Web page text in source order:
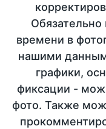
времени в
нашими
графики,
фиксации -
фото. Также